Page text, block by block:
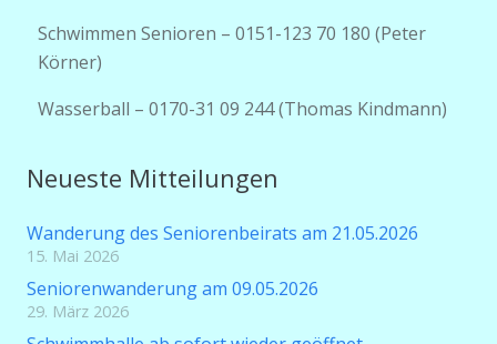
Schwimmen Senioren – 0151-123 70 180 (Peter
Körner)
Wasserball – 0170-31 09 244 (Thomas Kindmann)
Neueste Mitteilungen
Wanderung des Seniorenbeirats am 21.05.2026
15. Mai 2026
Seniorenwanderung am 09.05.2026
29. März 2026